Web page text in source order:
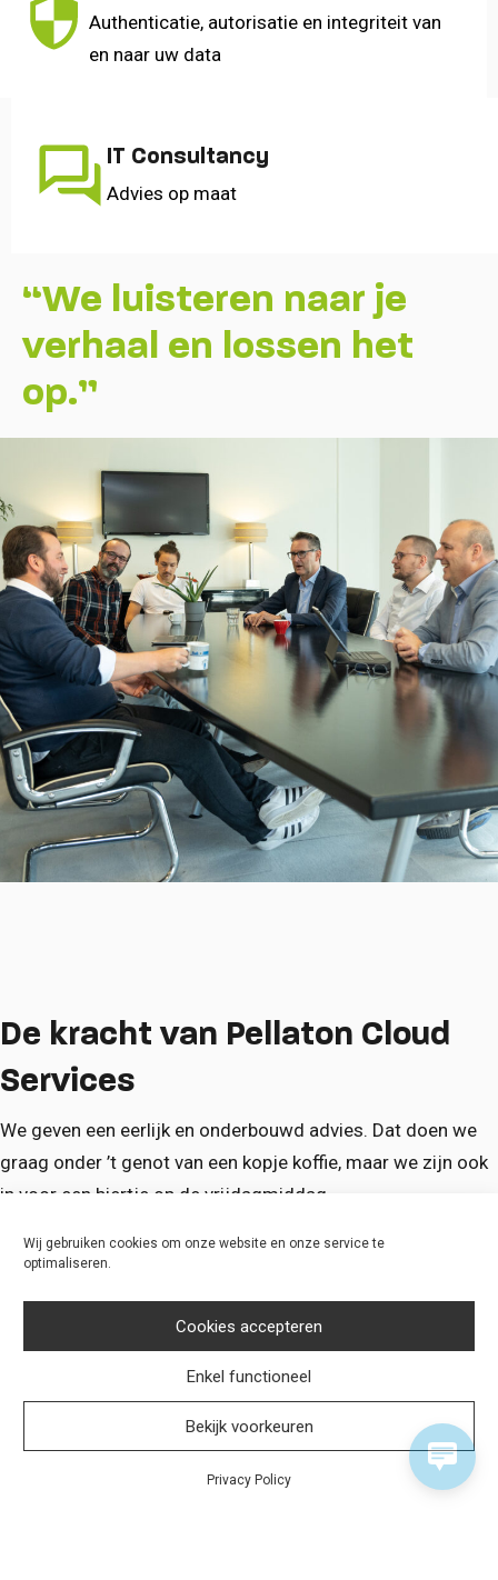
Wij gebruiken cookies om onze website en onze service te
optimaliseren.
Cookies accepteren
Enkel functioneel
Bekijk voorkeuren
Privacy Policy
Authenticatie, autorisatie en integriteit van
en naar uw data
IT Consultancy
Advies op maat
“We luisteren naar je
verhaal en lossen het
op.”
De kracht van Pellaton Cloud
Services
We geven een eerlijk en onderbouwd advies. Dat doen we
graag onder ’t genot van een kopje koffie, maar we zijn ook
in voor een biertje op de vrijdagmiddag.
Ontdek ons verhaal